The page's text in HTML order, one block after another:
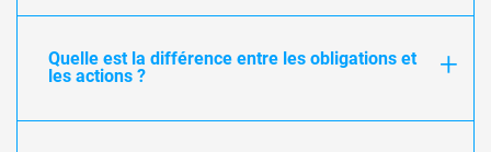
Quelle est la différence entre les obligations et
les actions ?